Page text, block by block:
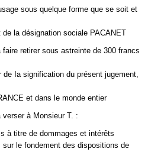
sous quelque forme que se soit et
la désignation sociale PACANET
retirer sous astreinte de 300 francs
de Ia signification du présent jugement,
et dans le monde entier
à Monsieur T. :
à titre de dommages et intérêts
le fondement des dispositions de